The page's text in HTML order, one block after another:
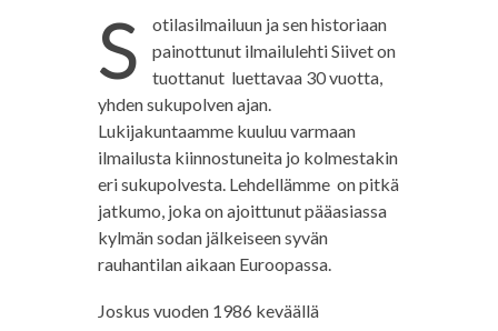
S
otilasilmailuun ja sen historiaan
painottunut ilmailulehti Siivet on
tuottanut luettavaa 30 vuotta,
yhden sukupolven ajan.
Lukijakuntaamme kuuluu varmaan
ilmailusta kiinnostuneita jo kolmestakin
eri sukupolvesta. Lehdellämme on pitkä
jatkumo, joka on ajoittunut pääasiassa
kylmän sodan jälkeiseen syvän
rauhantilan aikaan Euroopassa.
Joskus vuoden 1986 keväällä